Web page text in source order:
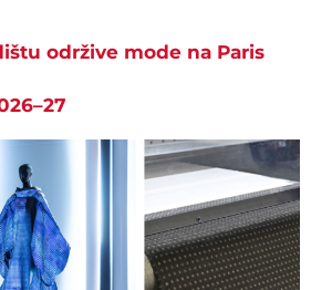
održive mode na Paris